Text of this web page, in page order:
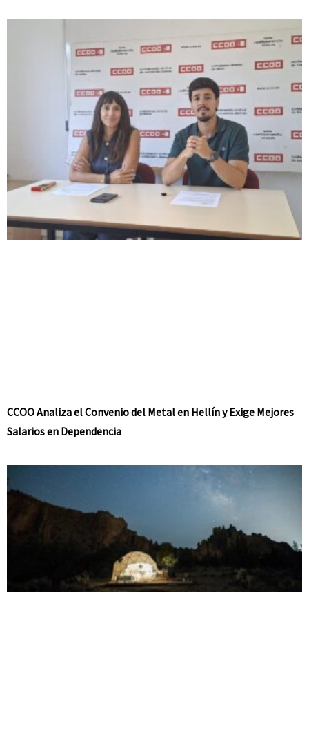
CCOO Analiza el Convenio del Metal en Hellín y Exige Mejores
Salarios en Dependencia